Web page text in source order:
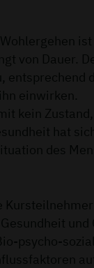
von Dauer.
entsprechend
einwirken.
kein
hat
des
psycho-